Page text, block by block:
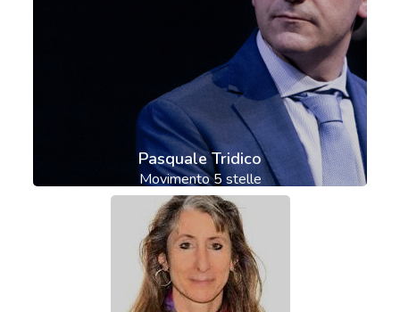
Pasquale Tridico
Movimento 5 stelle